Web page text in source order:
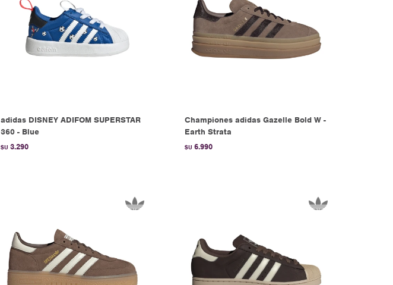
adidas DISNEY ADIFOM SUPERSTAR
360 - Blue
$U 3.290
Championes adidas Gazelle Bold W -
Earth Strata
$U 6.990